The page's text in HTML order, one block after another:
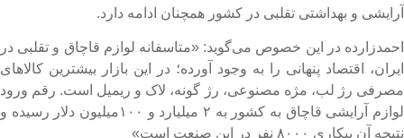
و بهداشتی تقلبی در کشور همچنان ادامه دارد.
در این خصوص می‌گوید: «متاسفانه لوازم قاچاق و تقلبی در
اقتصاد پنهانی را به وجود آورده؛ در این بازار بیشترین کالا‌های
رژ لب، مژه مصنوعی، رژ گونه، لاک و ریمیل است. رقم ورود
لوازم آرایشی قاچاق به کشور به ۲ میلیارد و ۱۰۰میلیون دلار رسیده و
آن بیکاری ۸۰۰۰ نفر در این صنعت است»